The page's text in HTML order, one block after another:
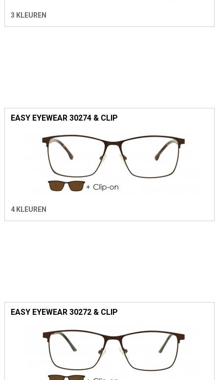
3 KLEUREN
EASY EYEWEAR 30274 & CLIP
4 KLEUREN
EASY EYEWEAR 30272 & CLIP